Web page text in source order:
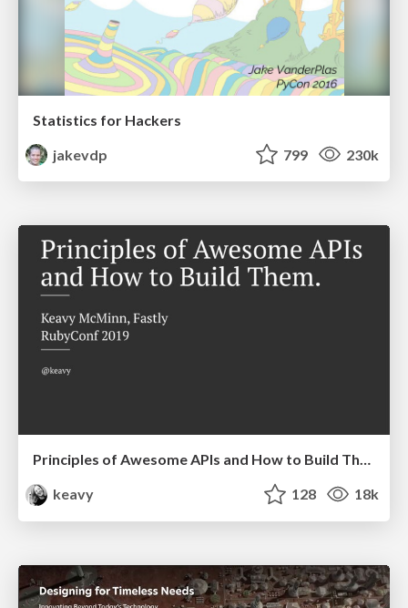
Statistics for Hackers
jakevdp
799 230k
Principles of Awesome APIs and How to Build Them.
keavy
128 18k